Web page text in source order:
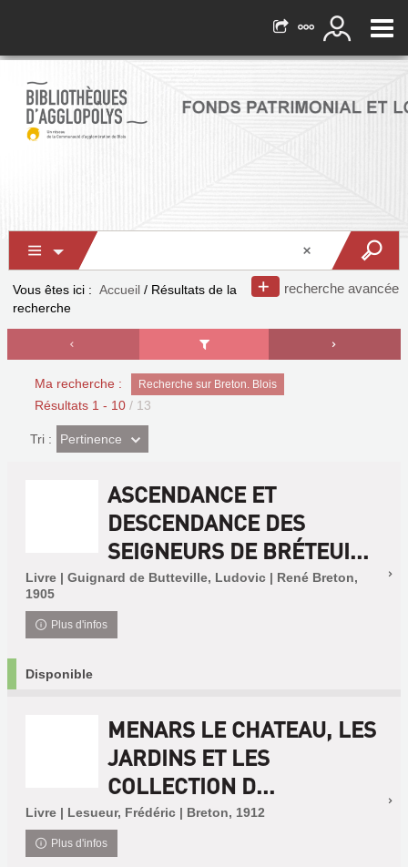
recherche avancée
Vous êtes ici : Accueil / Résultats de la
recherche
Ma recherche : Recherche sur Breton. Blois
Résultats 1 - 10 / 13
Tri : (Effet
imédiat)
Pertinence
ASCENDANCE ET
DESCENDANCE DES
SEIGNEURS DE BRÉTEUI...
Livre | Guignard de Butteville, Ludovic | René Breton,
1905
Plus d'infos
Disponible
MENARS LE CHATEAU, LES
JARDINS ET LES
COLLECTION D...
Livre | Lesueur, Frédéric | Breton, 1912
Plus d'infos